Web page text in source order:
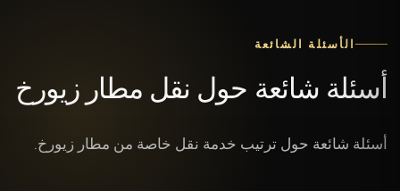
الأسئلة الشائعة
أسئلة شائعة حول نقل مطار زيورخ
أسئلة شائعة حول ترتيب خدمة نقل خاصة من مطار زيورخ.